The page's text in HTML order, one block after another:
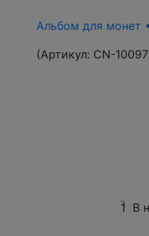
Альбом для монет
(Артикул: CN-
1 В